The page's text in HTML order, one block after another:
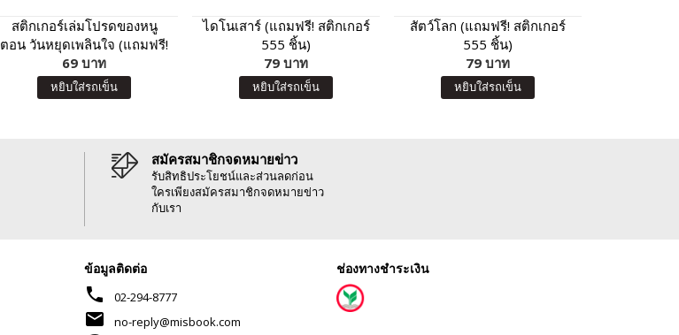
สติกเกอร์เล่มโปรดของหนู
ตอน วันหยุดเพลินใจ (แถมฟรี!
สติกเกอร์กว่า 150 ชิ้น)
69 บาท
หยิบใส่รถเข็น
ไดโนเสาร์ (แถมฟรี! สติกเกอร์
555 ชิ้น)
79 บาท
หยิบใส่รถเข็น
สัตว์โลก (แถมฟรี! สติกเกอร์
555 ชิ้น)
79 บาท
หยิบใส่รถเข็น
สมัครสมาชิกจดหมายข่าว
รับสิทธิประโยชน์และส่วนลดก่อน
ใครเพียงสมัครสมาชิกจดหมายข่าว
กับเรา
ข้อมูลติดต่อ
phone 02-294-8777
mail no-reply@misbook.com
ช่องทางชำระเงิน